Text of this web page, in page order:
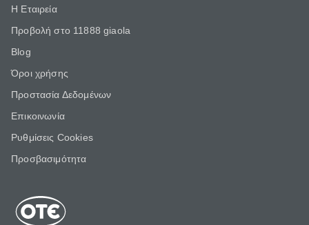
Η Εταιρεία
Προβολή στο 11888 giaola
Blog
Όροι χρήσης
Προστασία Δεδομένων
Επικοινωνία
Ρυθμίσεις Cookies
Προσβασιμότητα